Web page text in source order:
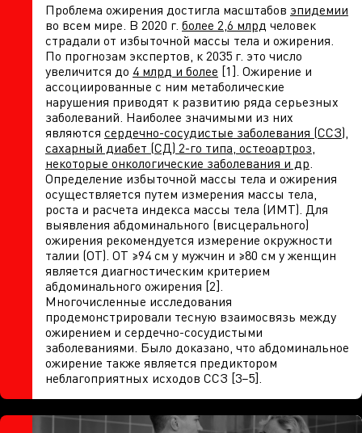
Проблема ожирения достигла масштабов эпидемии
во всем мире. В 2020 г. более 2,6 млрд человек
страдали от избыточной массы тела и ожирения.
По прогнозам экспертов, к 2035 г. это число
увеличится до 4 млрд и более [1]. Ожирение и
ассоциированные с ним метаболические
нарушения приводят к развитию ряда серьезных
заболеваний. Наиболее значимыми из них
являются сердечно-сосудистые заболевания (ССЗ),
сахарный диабет (СД) 2-го типа, остеоартроз,
некоторые онкологические заболевания и др
Определение избыточной массы тела и ожирения
осуществляется путем измерения массы тела,
роста и расчета индекса массы тела (ИМТ). Для
выявления абдоминального (висцерального)
ожирения рекомендуется измерение окружности
талии (ОТ). ОТ ≥94 см у мужчин и ≥80 см у женщин
является диагностическим критерием
абдоминального ожирения [2].
Многочисленные исследования
продемонстрировали тесную взаимосвязь между
ожирением и сердечно-сосудистыми
заболеваниями. Было доказано, что абдоминальное
ожирение также является предиктором
неблагоприятных исходов ССЗ [3−5].